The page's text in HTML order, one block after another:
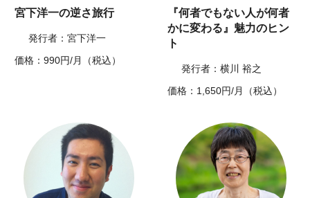
宮下洋一の逆さ旅行
発行者：宮下洋一
価格：990円/月（税込）
『何者でもない人が何者
かに変わる』魅力のヒン
ト
発行者：横川 裕之
価格：1,650円/月（税込）